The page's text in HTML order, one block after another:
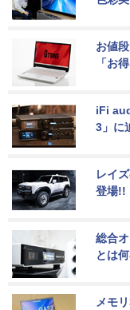
お値
「お
iFi
3」に
レイ
登場!!
総合
とは
メモ